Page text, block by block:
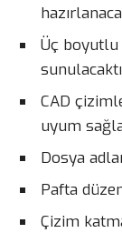
Üç boyutlu
CAD
uyum
Dosya
Pafta
Çizim